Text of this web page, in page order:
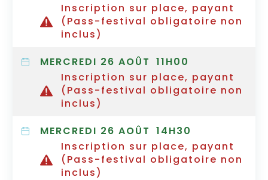
Inscription sur place, payant
(Pass-festival obligatoire non
inclus)
MERCREDI 26 AOÛT 11H00
Inscription sur place, payant
(Pass-festival obligatoire non
inclus)
MERCREDI 26 AOÛT 14H30
Inscription sur place, payant
(Pass-festival obligatoire non
inclus)